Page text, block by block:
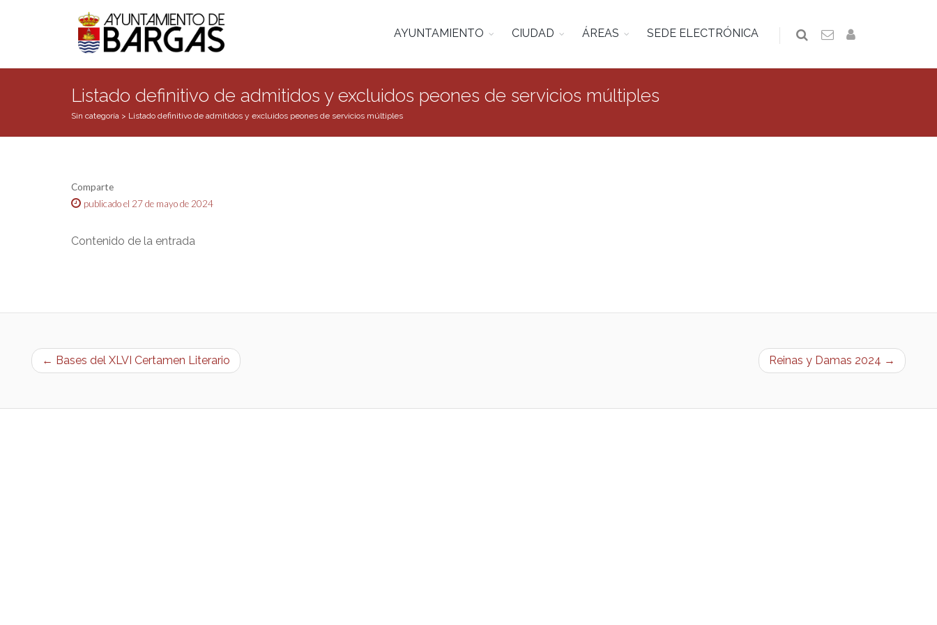
AYUNTAMIENTO CIUDAD ÁREAS SEDE ELECTRÓNICA
Listado definitivo de admitidos y excluidos peones de servicios múltiples
Sin categoría > Listado definitivo de admitidos y excluidos peones de servicios múltiples
Comparte
publicado el 27 de mayo de 2024
Contenido de la entrada
← Bases del XLVI Certamen Literario Reinas y Damas 2024 →